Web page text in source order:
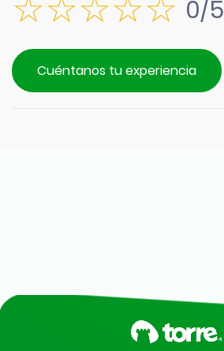
0/5
Cuéntanos tu experiencia